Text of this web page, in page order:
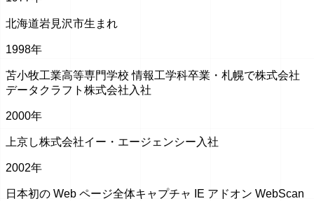
北海道岩見沢市生まれ
1998年
苫小牧工業高等専門学校 情報工学科卒業・札幌で株式会社
データクラフト株式会社入社
2000年
上京し株式会社イー・エージェンシー入社
2002年
日本初の Web ページ全体キャプチャ IE アドオン WebScan